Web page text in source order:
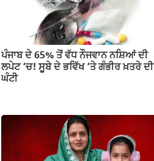
ਪੰਜਾਬ ਦੇ 65% ਤੋਂ ਵੱਧ ਨੌਜਵਾਨ ਨਸ਼ਿਆਂ ਦੀ
ਲਪੇਟ ‘ਚ! ਸੂਬੇ ਦੇ ਭਵਿੱਖ ‘ਤੇ ਗੰਭੀਰ ਖ਼ਤਰੇ ਦੀ
ਘੰਟੀ